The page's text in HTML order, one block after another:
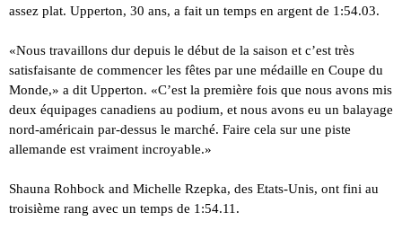
assez plat. Upperton, 30 ans, a fait un temps en argent de 1:54.03.
«Nous travaillons dur depuis le début de la saison et c’est très
satisfaisante de commencer les fêtes par une médaille en Coupe du
Monde,» a dit Upperton. «C’est la première fois que nous avons mis
deux équipages canadiens au podium, et nous avons eu un balayage
nord-américain par-dessus le marché. Faire cela sur une piste
allemande est vraiment incroyable.»
Shauna Rohbock and Michelle Rzepka, des Etats-Unis, ont fini au
troisième rang avec un temps de 1:54.11.